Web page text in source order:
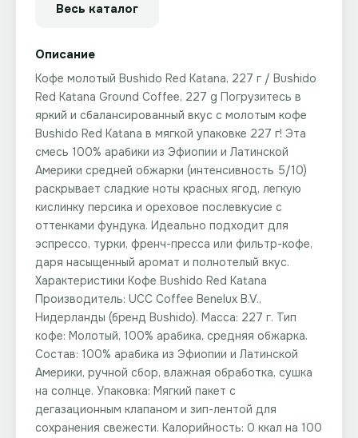
Весь каталог
Описание
Кофе молотый Bushido Red Katana, 227 г / Bushido
Red Katana Ground Coffee, 227 g Погрузитесь в
яркий и сбалансированный вкус с молотым кофе
Bushido Red Katana в мягкой упаковке 227 г! Эта
смесь 100% арабики из Эфиопии и Латинской
Америки средней обжарки (интенсивность 5/10)
раскрывает сладкие ноты красных ягод, легкую
кислинку персика и ореховое послевкусие с
оттенками фундука. Идеально подходит для
эспрессо, турки, френч-пресса или фильтр-кофе,
даря насыщенный аромат и полнотелый вкус.
Характеристики Кофе Bushido Red Katana
Производитель: UCC Coffee Benelux B.V.,
Нидерланды (бренд Bushido). Масса: 227 г. Тип
кофе: Молотый, 100% арабика, средняя обжарка.
Состав: 100% арабика из Эфиопии и Латинской
Америки, ручной сбор, влажная обработка, сушка
на солнце. Упаковка: Мягкий пакет с
дегазационным клапаном и зип-лентой для
сохранения свежести. Калорийность: 0 ккал на 100